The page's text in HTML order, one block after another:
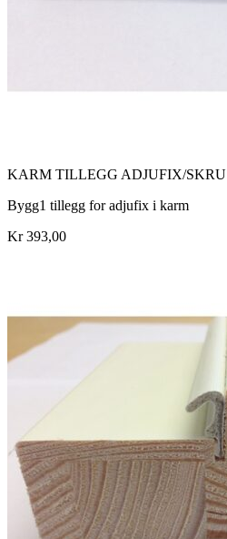
KARM TILLEGG ADJUFIX/SKRU
Bygg1 tillegg for adjufix i karm
Kr 393,00